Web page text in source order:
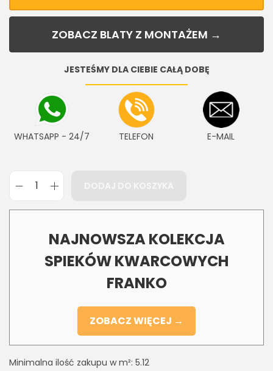
ZOBACZ BLATY Z MONTAŻEM →
JESTEŚMY DLA CIEBIE CAŁĄ DOBĘ
WHATSAPP - 24/7 TELEFON E-MAIL
NAJNOWSZA KOLEKCJA
SPIEKÓW KWARCOWYCH
FRANKO
ZOBACZ WIĘCEJ →
Minimalna ilość zakupu w m²: 5.12